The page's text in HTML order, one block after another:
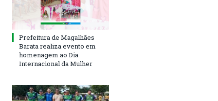
Prefeitura de Magalhães
Barata realiza evento em
homenagem ao Dia
Internacional da Mulher